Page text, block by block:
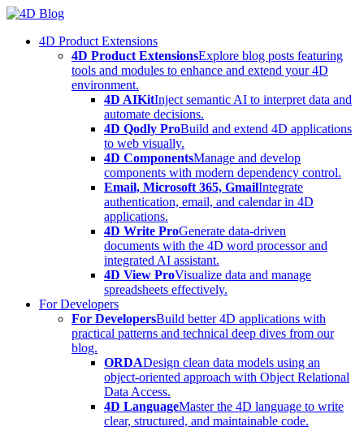
Skip
content4D Product Extensions
4D Product ExtensionsExplore blog posts featuring
tools and modules to enhance and extend your 4D
environment.
4D AIKitInject semantic AI to interpret data and
automate decisions.
4D Qodly ProBuild and extend 4D applications
to web visually.
4D ComponentsManage and develop
components with modern dependency control.
Email, Microsoft 365, GmailIntegrate
authentication, email, and calendar in 4D
applications.
4D Write ProGenerate data-driven
documents with the 4D word processor and
integrated AI assistant.
4D View ProVisualize data and manage
spreadsheets effectively.
For Developers
For DevelopersBuild better 4D applications with
practical patterns and technical deep dives from our
blog.
ORDADesign clean data models using an
object-oriented approach with Object Relational
Data Access.
4D LanguageMaster the 4D language to write
clear, structured, and maintainable code.